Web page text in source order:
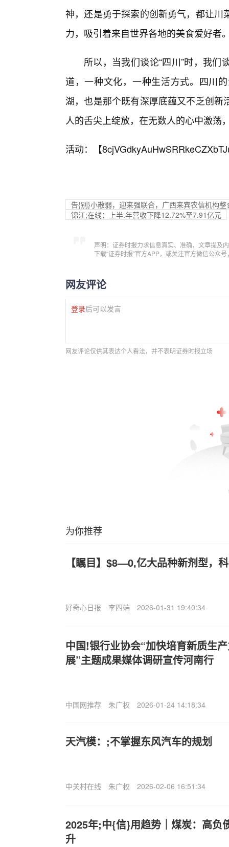
神，还是勇于探索的创新勇气，都让
力，吸引着来自世界各地的美食爱好者
所以，当我们谈论“四川”时，我
道，一种文化，一种生活方式。四川
湖，也是那个既有深厚底蕴又不乏创
人的舌尖上绽放，在无数人的心中激荡
活动：【
告{别}小散弱，迎来强联合，广西来宾农信机构整
锦江;在线：上半.年营收下降12.72%至7.91亿元
声明：证券时报力求信息真实、准确，文章提及
下载“证券时报”官方APP，或关注官方微信公众
网友评论
登录后可以发言
网友评论仅供其表达个人看法，并不表明证券时报立场
为你推荐
【瞩目】$8—0,亿大品种新剂型，
好奇心日报 李四端 2026-01-31 19:40:34
中国!银行业协会“加快培育新质生
展”主题成果媒体调研宣传河南行
中国网推荐 朱广权 2026-01-24 14:18:34
天汽模：;不掌握东风汽车的规划
中关村在线 朱广权 2026-02-06 16:51:34
2025年;中{信}用趋势｜煤炭：高负
升